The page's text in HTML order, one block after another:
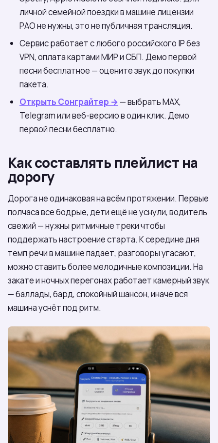
личной семейной поездки в машине лицензии
РАО не нужны, это не публичная трансляция.
Сервис работает с любого российского IP без
VPN, оплата картами МИР и СБП. Демо первой
песни бесплатное — оцените звук до покупки
пакета.
Открыть Сонграйтер → — выбрать МАХ,
Telegram или веб-версию в один клик. Демо
первой песни бесплатно.
Как составлять плейлист на
дорогу
Дорога не одинаковая на всём протяжении. Первые
полчаса все бодрые, дети ещё не уснули, водитель
свежий — нужны ритмичные треки чтобы
поддержать настроение старта. К середине дня
темп речи в машине падает, разговоры угасают,
можно ставить более мелодичные композиции. На
закате и ночных перегонах работает камерный звук
— баллады, бард, спокойный шансон, иначе вся
машина уснёт под ритм.